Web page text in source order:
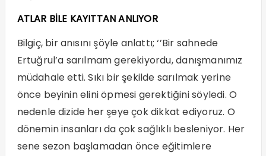
ATLAR BİLE KAYITTAN ANLIYOR
Bilgiç, bir anısını şöyle anlattı; ‘’Bir sahnede
Ertuğrul’a sarılmam gerekiyordu, danışmanımız
müdahale etti. Sıkı bir şekilde sarılmak yerine
önce beyinin elini öpmesi gerektiğini söyledi. O
nedenle dizide her şeye çok dikkat ediyoruz. O
dönemin insanları da çok sağlıklı besleniyor. Her
sene sezon başlamadan önce eğitimlere